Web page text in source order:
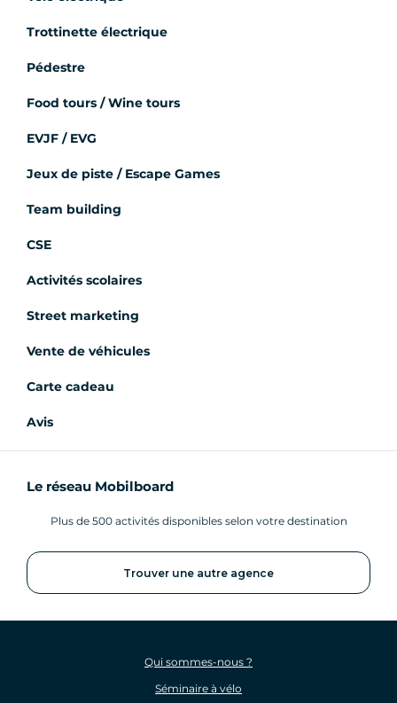
Trottinette électrique
Pédestre
Food tours / Wine tours
EVJF / EVG
Jeux de piste / Escape Games
Team building
CSE
Activités scolaires
Street marketing
Vente de véhicules
Carte cadeau
Avis
Le réseau Mobilboard
Plus de 500 activités disponibles selon votre destination
Trouver une autre agence
Qui sommes-nous ?
Séminaire à vélo